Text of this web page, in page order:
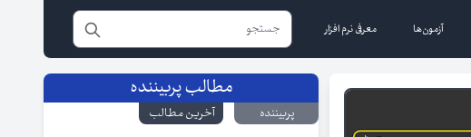
آزمون‌ها معرفی نرم افزار
مطالب پربیننده
پربیننده
آخرین مطالب